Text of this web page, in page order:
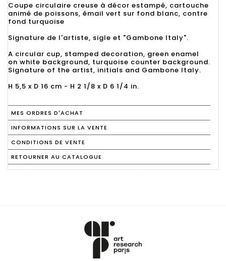
Coupe circulaire creuse à décor estampé, cartouche
animé de poissons, émail vert sur fond blanc, contre
fond turquoise
Signature de l'artiste, sigle et "Gambone Italy".
A circular cup, stamped decoration, green enamel
on white background, turquoise counter background.
Signature of the artist, initials and Gambone Italy.
H 5,5 x D 16 cm - H 2 1/8 x D 6 1/4 in.
MES ORDRES D'ACHAT
INFORMATIONS SUR LA VENTE
CONDITIONS DE VENTE
RETOURNER AU CATALOGUE